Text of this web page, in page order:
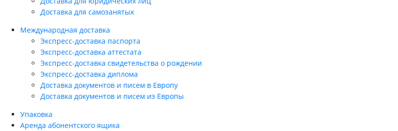
Доставка для самозанятых
Международная доставка
Экспресс-доставка паспорта
Экспресс-доставка аттестата
Экспресс-доставка свидетельства о рождении
Экспресс-доставка диплома
Доставка документов и писем в Европу
Доставка документов и писем из Европы
Упаковка
Аренда абонентского ящика